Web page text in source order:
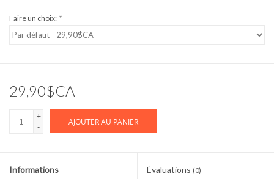
Faire un choix: *
29,90$CA
+
-
AJOUTER AU PANIER
Informations Évaluations (0)